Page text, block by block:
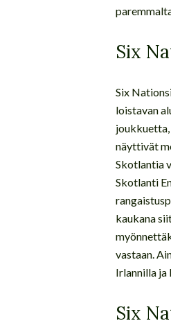
Six
Six
loistavan
joukkuetta,
näyttivät
Skotlantia
Skotlanti
kaukana
vastaan.
Irlannilla ja
Six